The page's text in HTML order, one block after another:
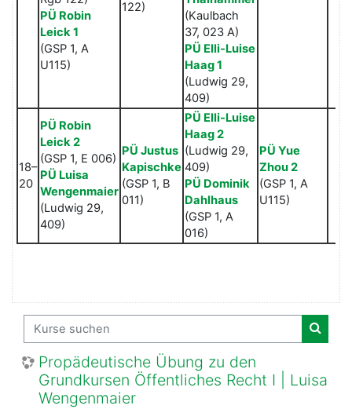
PÜ Robin
Leick 1
(GSP 1, A
U115)
122)
(Kaulbach
37, 023 A)
PÜ Elli-Luise
Haag 1
(Ludwig 29,
409)
18–
20
PÜ Robin
Leick 2
(GSP 1, E 006)
PÜ Luisa
Wengenmaier
(Ludwig 29,
409)
PÜ Justus
Kapischke
(GSP 1, B
011)
PÜ Elli-Luise
Haag 2
(Ludwig 29,
409)
PÜ Dominik
Dahlhaus
(GSP 1, A
016)
PÜ Yue
Zhou 2
(GSP 1, A
U115)
Kurse suchen
Kurse
Propädeutische Übung zu den
Grundkursen Öffentliches Recht I | Luisa
Wengenmaier